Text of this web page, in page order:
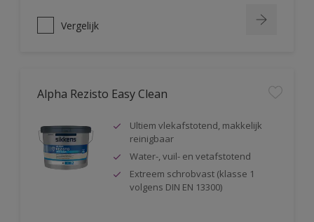
Vergelijk
Alpha Rezisto Easy Clean
Ultiem vlekafstotend, makkelijk
reinigbaar
Water-, vuil- en vetafstotend
Extreem schrobvast (klasse 1
volgens DIN EN 13300)